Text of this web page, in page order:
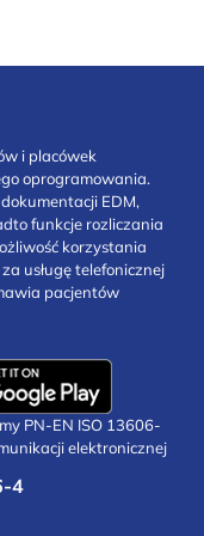
i placówek
oprogramowania.
EDM,
funkcje rozliczania
korzystania
usługę telefonicznej
pacjentów
PN-EN ISO 13606-
elektronicznej
4